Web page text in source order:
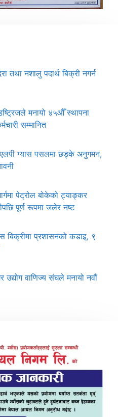
तथा नशालु पदार्थ बिक्री नगर्न
मनायो ४५औँ स्थापना
सम्मानित
एलपी ग्यास पसलमा छड्के अनुगमन,
पेट्रोल बोकेको ट्याङ्कर
पूर्ण रूपमा जलेर नष्ट
बिक्रीमा प्रशासनको कडाइ, ९
उद्योग वाणिज्य संघले मनायो नवौं